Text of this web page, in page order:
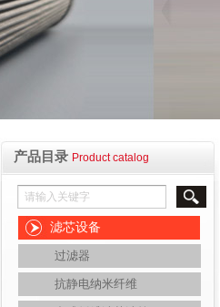
产品目录 Product catalog
滤芯设备
过滤器
抗静电纳米纤维